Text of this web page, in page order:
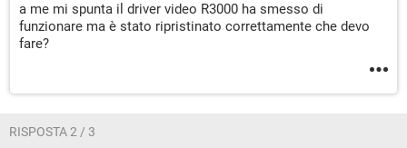
a me mi spunta il driver video R3000 ha smesso di
funzionare ma è stato ripristinato correttamente che devo
fare?
RISPOSTA 2 / 3